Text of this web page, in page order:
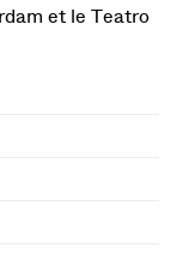
et le Teatro